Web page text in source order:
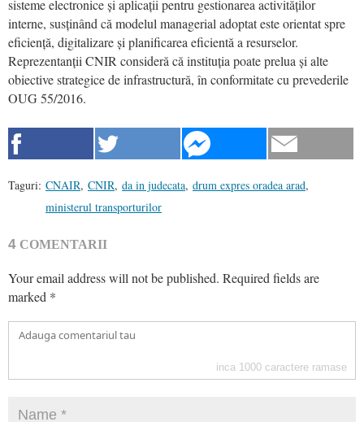
sisteme electronice și aplicații pentru gestionarea activităților
interne, susținând că modelul managerial adoptat este orientat spre
eficiență, digitalizare și planificarea eficientă a resurselor.
Reprezentanții CNIR consideră că instituția poate prelua și alte
obiective strategice de infrastructură, în conformitate cu prevederile
OUG 55/2016.
Taguri: CNAIR, CNIR, da in judecata, drum expres oradea arad,
ministerul transporturilor
4 COMENTARII
Your email address will not be published. Required fields are
marked *
inca 1000 caractere ramase